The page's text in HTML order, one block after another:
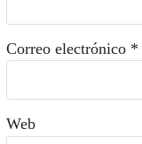
Correo electrónico *
Web